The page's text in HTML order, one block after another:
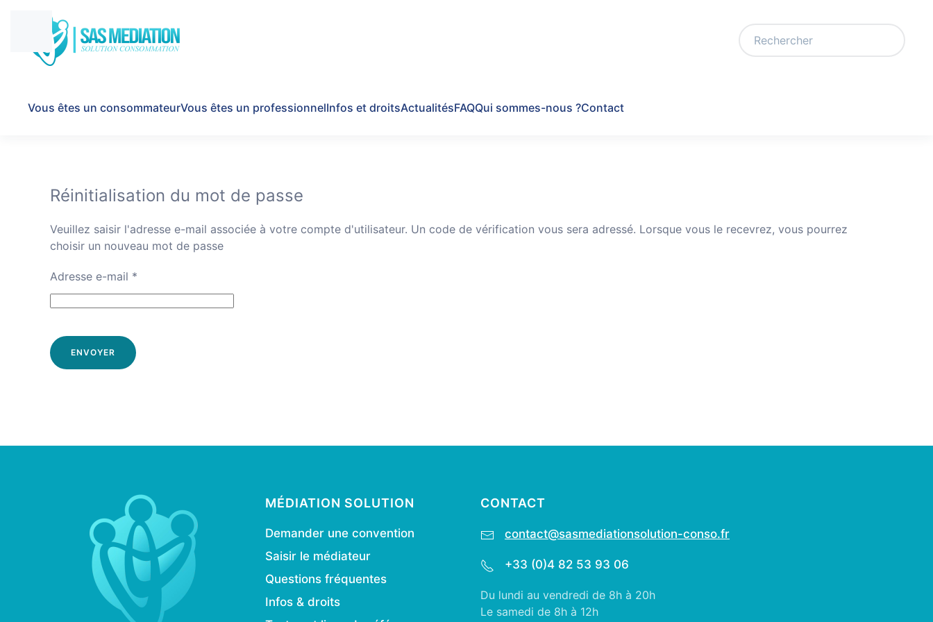
Vous êtes un consommateurVous êtes un professionnelInfos et droitsActualitésFAQQui sommes-nous ?Contact
Réinitialisation du mot de passe
Veuillez saisir l'adresse e-mail associée à votre compte d'utilisateur. Un code de vérification vous sera adressé. Lorsque vous le recevrez, vous pourrez
choisir un nouveau mot de passe
Adresse e-mail *
ENVOYER
MÉDIATION SOLUTION
Demander une convention
Saisir le médiateur
Questions fréquentes
Infos & droits
CONTACT
contact@sasmediationsolution-conso.fr
+33 (0)4 82 53 93 06
Du lundi au vendredi de 8h à 20h
Le samedi de 8h à 12h